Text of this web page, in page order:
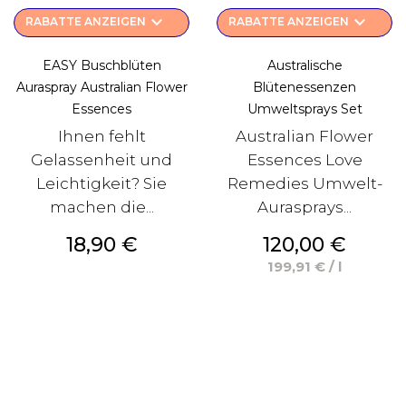
RABATTE ANZEIGEN keyboard_arrow_down
EASY Buschblüten
Auraspray Australian Flower
Essences
Ihnen fehlt
Gelassenheit und
Leichtigkeit? Sie
machen die...
Preis
18,90 €
RABATTE ANZEIGEN keyboard_arrow_down
Australische
Blütenessenzen
Umweltsprays Set
Australian Flower
Essences Love
Remedies Umwelt-
Aurasprays...
Preis
120,00 €
199,91 € / l